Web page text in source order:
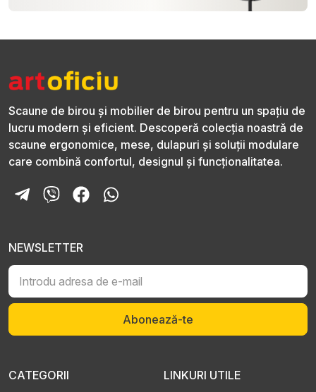
Scaune de birou și mobilier de birou pentru un spațiu de
lucru modern și eficient. Descoperă colecția noastră de
scaune ergonomice, mese, dulapuri și soluții modulare
care combină confortul, designul și funcționalitatea.
CATEGORII LINKURI UTILE
NEWSLETTER
Abonează-te